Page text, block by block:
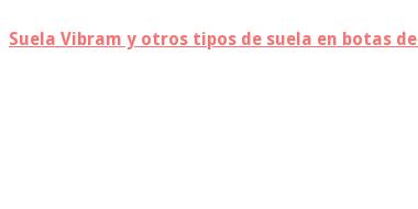
Suela Vibram y otros tipos de suela en botas